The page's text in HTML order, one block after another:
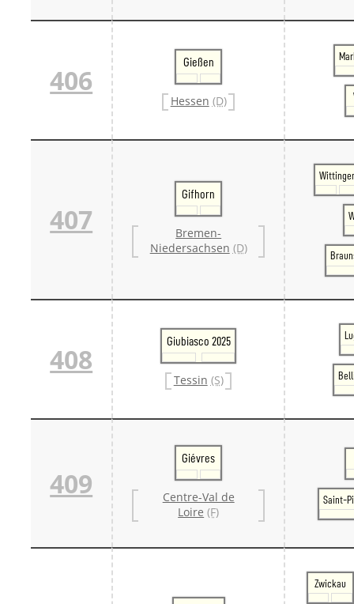
406
Gießen
Hessen (D)
407
Gifhorn
Bremen-
Niedersachsen (D)
408
Giubiasco 2025
Tessin (S)
409
Giévres
Centre-Val de
Loire (F)
Saint-
Zwickau